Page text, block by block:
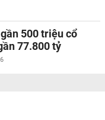
500 triệu cổ
77.800 tỷ